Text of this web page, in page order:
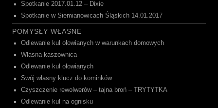
Spotkanie 2017.01.12 – Dixie
Spotkanie w Siemianowicach Śląskich 14.01.2017
POMYSŁY WŁASNE
Odlewanie kul ołowianych w warunkach domowych
Własna kaszownica
Odlewanie kul ołowianych
Swój własny klucz do kominków
Czyszczenie rewolwerów – tajna broń – TRYTYTKA
Odlewanie kul na ognisku